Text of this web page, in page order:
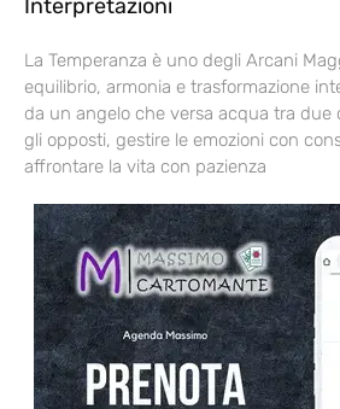
Interpretazioni
La Temperanza è uno degli Arcani
equilibrio, armonia e trasformazione
da un angelo che versa acqua tra due
gli opposti, gestire le emozioni con
affrontare la vita con pazienza